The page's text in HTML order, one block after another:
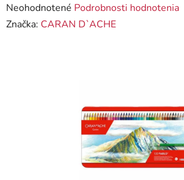
Priemerné
hodnotenie
Neohodnotené Podrobnosti hodnotenia
Značka: CARAN D`ACHE